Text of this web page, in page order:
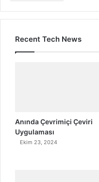
Recent Tech News
Anında Çevrimiçi Çeviri
Uygulaması
Ekim 23, 2024